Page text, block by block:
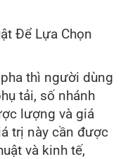
Để Lựa Chọn
thì người dùng
tải, số nhánh
lượng và giá
trị này cần được
và kinh tế,